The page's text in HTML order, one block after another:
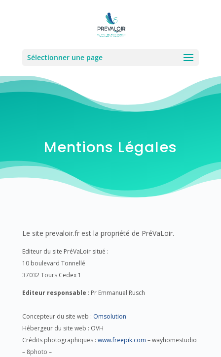
Sélectionner une page
Mentions Légales
Le site prevaloir.fr est la propriété de PréVaLoir.
Editeur du site PréVaLoir situé :
10 boulevard Tonnellé
37032 Tours Cedex 1
Editeur responsable : Pr Emmanuel Rusch
Concepteur du site web : Omsolution
Hébergeur du site web : OVH
Crédits photographiques : www.freepik.com – wayhomestudio
– 8photo –